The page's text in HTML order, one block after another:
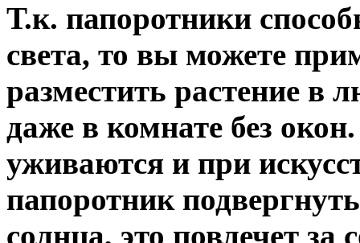
Т.к. папоротники
света, то вы можете
разместить растение в
даже в комнате без
уживаются и при
папоротник
солнца, это повлечет